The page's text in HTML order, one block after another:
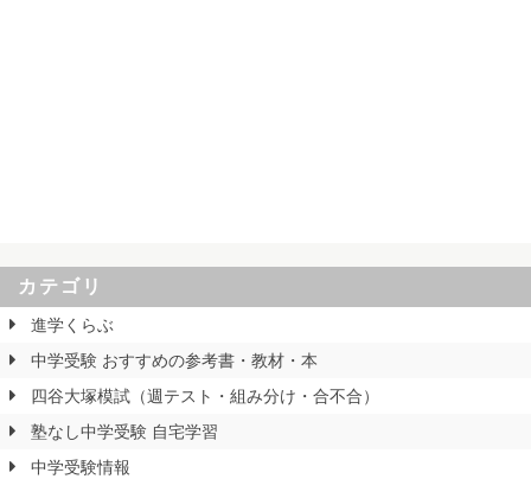
カテゴリ
進学くらぶ
中学受験 おすすめの参考書・教材・本
四谷大塚模試（週テスト・組み分け・合不合）
塾なし中学受験 自宅学習
中学受験情報